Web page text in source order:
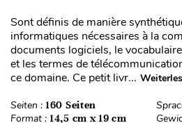
Sont définis de manière
informatiques nécessaires à la
documents logiciels, le
et les termes de
ce domaine. Ce petit livr...
Seiten : 160 Seiten
Format : 14,5 cm x 19 cm